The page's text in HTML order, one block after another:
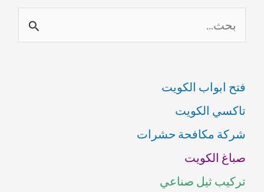
ل
ح
ث
ع
ن
:
فتح ابواب الكويت
تاكسي الكويت
شركة مكافحة حشرات
صباغ الكويت
تركيب ثيل صناعي